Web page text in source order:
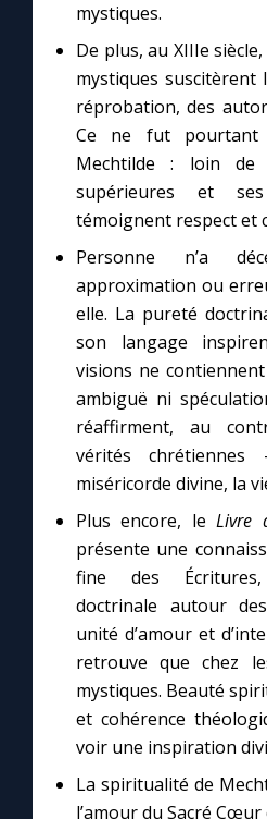
mystiques.
De plus, au XIIIe
mystiques suscitèrent
réprobation, des
Ce ne fut pourtant
Mechtilde : loin de
supérieures et
témoignent respect et
Personne n’a
approximation ou
elle. La pureté
son langage
visions ne
ambiguë ni
réaffirment, au
vérités chrétiennes
miséricorde divine, la
Plus encore, leLivre
présente une
fine des
doctrinale autour
unité d’amour et
retrouve que chez
mystiques. Beauté
et cohérence
voir une inspiration
La spiritualité de
l’amour du Sacré